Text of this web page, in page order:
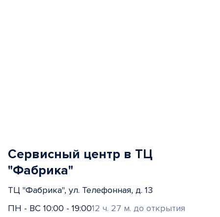
Сервисный центр в ТЦ
"Фабрика"
ТЦ "Фабрика", ул. Телефонная, д. 13
ПН - ВС 10:00 - 19:0012 ч. 27 м. до открытия